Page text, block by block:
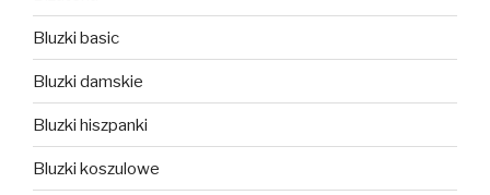
Bluzki basic
Bluzki damskie
Bluzki hiszpanki
Bluzki koszulowe